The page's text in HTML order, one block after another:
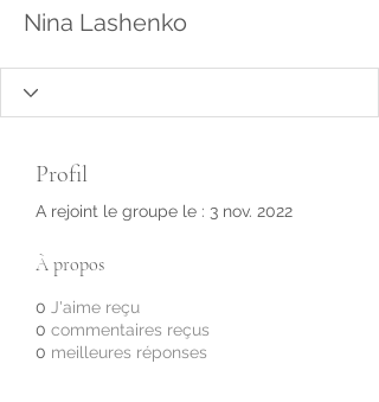
Nina Lashenko
Profil
A rejoint le groupe le : 3 nov. 2022
À propos
0 J'aime reçu
0 commentaires reçus
0 meilleures réponses